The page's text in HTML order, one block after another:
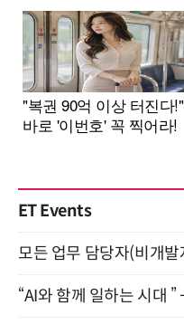
ET Events